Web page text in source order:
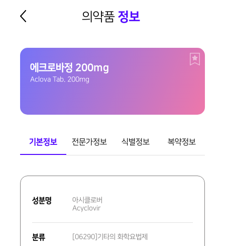
의약품 정보
에크로바정 200mg
Aclova Tab. 200mg
기본정보 전문가정보 식별정보 복약정보
성분명
아시클로버
Acyclovir
분류 [06290]기타의 화학요법제